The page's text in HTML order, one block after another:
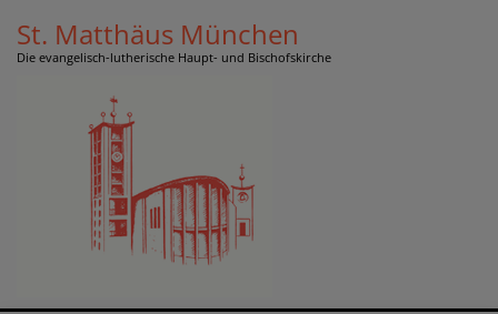
zum
Inhalt
St. Matthäus München
Die evangelisch-lutherische Haupt- und Bischofskirche